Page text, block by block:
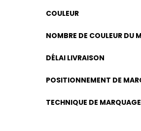
COULEUR
NOMBRE DE COULEUR DU
DÉLAI LIVRAISON
POSITIONNEMENT DE
TECHNIQUE DE MARQUAGE